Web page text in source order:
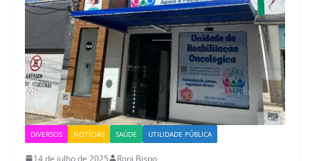
DIVERSOS NOTÍCIAS SAÚDE UTILIDADE PÚBLICA
14 de julho de 2025 Roni Bispo